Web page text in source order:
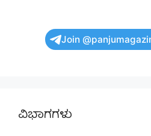
Join
ವಿಭಾಗಗಳು